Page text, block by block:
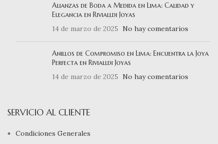
Alianzas de Boda a Medida en Lima: Calidad y
Elegancia en Rivialldi Joyas
14 de marzo de 2025
No hay comentarios
Anillos de Compromiso en Lima: Encuentra la Joya
Perfecta en Rivialldi Joyas
14 de marzo de 2025
No hay comentarios
SERVICIO AL CLIENTE
Condiciones Generales